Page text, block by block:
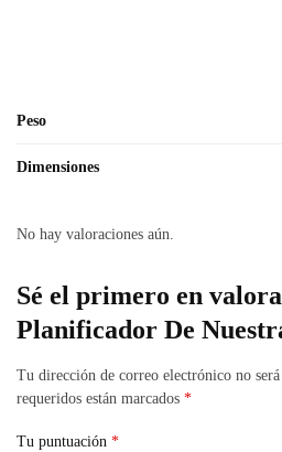
Peso
Dimensiones
No hay valoraciones aún.
Sé el primero en
Planificador De
Tu dirección de correo electrónico no será
requeridos están marcados *
Tu puntuación *